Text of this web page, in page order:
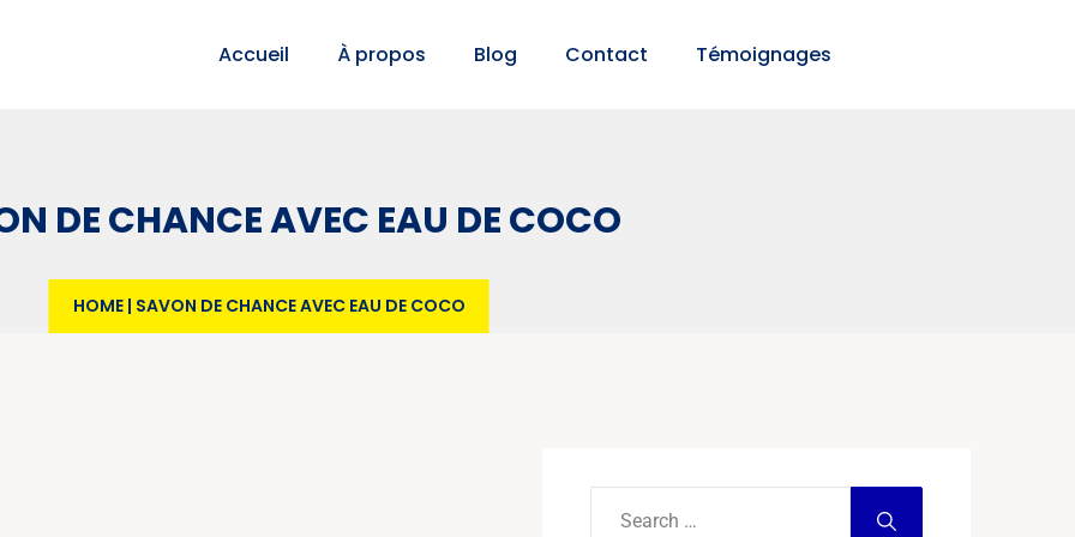
Accueil À propos Blog Contact Témoignages
DE CHANCE AVEC EAU DE COCO
HOME| SAVON DE CHANCE AVEC EAU DE COCO